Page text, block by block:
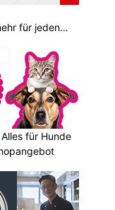
für jeden
für Hunde